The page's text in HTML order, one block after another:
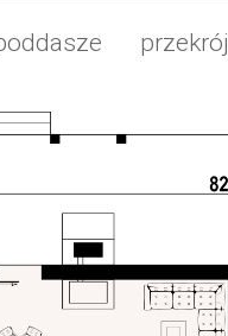
przekrój